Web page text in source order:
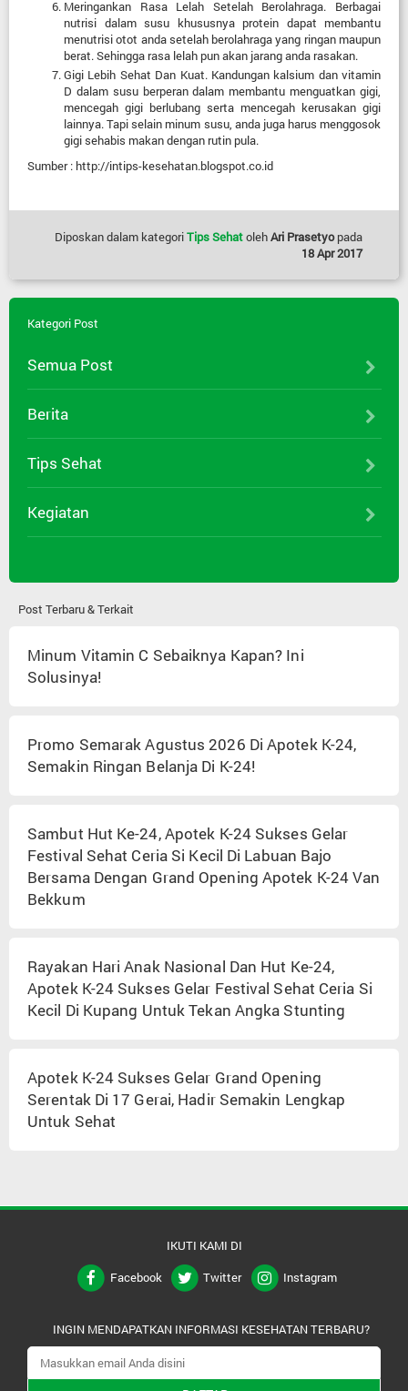
Meringankan Rasa Lelah Setelah Berolahraga. Berbagai
nutrisi dalam susu khususnya protein dapat membantu
menutrisi otot anda setelah berolahraga yang ringan maupun
berat. Sehingga rasa lelah pun akan jarang anda rasakan.
Gigi Lebih Sehat Dan Kuat. Kandungan kalsium dan vitamin
D dalam susu berperan dalam membantu menguatkan gigi,
mencegah gigi berlubang serta mencegah kerusakan gigi
lainnya. Tapi selain minum susu, anda juga harus menggosok
gigi sehabis makan dengan rutin pula.
Sumber : http://intips-kesehatan.blogspot.co.id
Diposkan dalam kategoriTips SehatolehAri Prasetyopada
18 Apr 2017
Kategori Post
Semua Post
Berita
Tips Sehat
Kegiatan
Post Terbaru & Terkait
Minum Vitamin C Sebaiknya Kapan? Ini
Solusinya!
Promo Semarak Agustus 2026 Di Apotek K-24,
Semakin Ringan Belanja Di K-24!
Sambut Hut Ke-24, Apotek K-24 Sukses Gelar
Festival Sehat Ceria Si Kecil Di Labuan Bajo
Bersama Dengan Grand Opening Apotek K-24 Van
Bekkum
Rayakan Hari Anak Nasional Dan Hut Ke-24,
Apotek K-24 Sukses Gelar Festival Sehat Ceria Si
Kecil Di Kupang Untuk Tekan Angka Stunting
Apotek K-24 Sukses Gelar Grand Opening
Serentak Di 17 Gerai, Hadir Semakin Lengkap
Untuk Sehat
IKUTI KAMI DI
Facebook
Twitter Instagram
INGIN MENDAPATKAN INFORMASI KESEHATAN TERBARU?